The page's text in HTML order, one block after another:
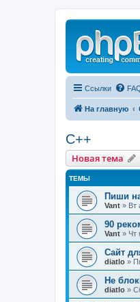
Ссылки
На главную
C++
Новая тема
ТЕМЫ
Пиши
Vant » Вт
90
Vant » Чт
Сайт
diatlo »
Не
diatlo »